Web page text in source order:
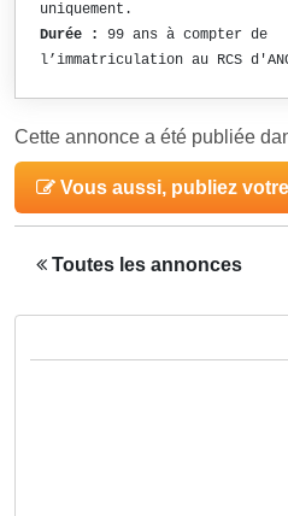
uniquement.
Durée :
99 ans à compter de
l’immatriculation au RCS
Cette annonce a été publiée
Vous aussi, publiez
Toutes les annonces